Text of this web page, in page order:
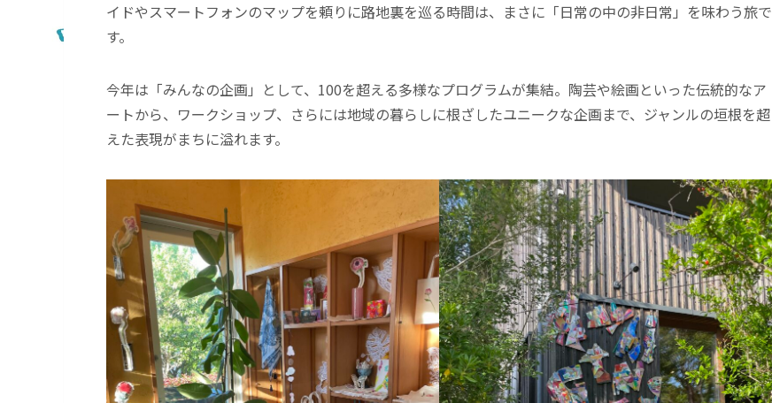
イドやスマートフォンのマップを頼りに路地裏を巡る時間は、まさに「日常の中の非日常」を味わう旅で
す。
今年は「みんなの企画」として、100を超える多様なプログラムが集結。陶芸や絵画といった伝統的なア
ートから、ワークショップ、さらには地域の暮らしに根ざしたユニークな企画まで、ジャンルの垣根を超
えた表現がまちに溢れます。